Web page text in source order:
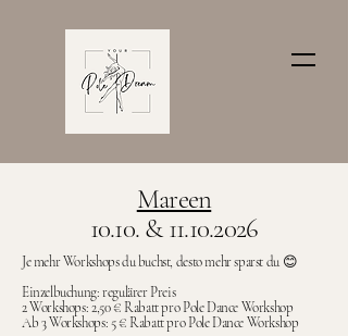
Mareen
10.10. & 11.10.2026
Je mehr Workshops du buchst, desto mehr sparst du 😊
Einzelbuchung: regulärer Preis
2 Workshops: 2,50 € Rabatt pro Pole Dance Workshop
Ab 3 Workshops: 5 € Rabatt pro Pole Dance Workshop